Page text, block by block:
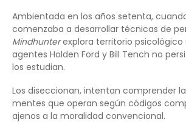
Ambientada en los años setenta,
comenzaba a desarrollar técnicas de
Mindhunterexplora territorio psicológico
agentes Holden Ford y Bill Tench no
los estudian.
Los diseccionan, intentan comprender
mentes que operan según códigos
ajenos a la moralidad convencional.